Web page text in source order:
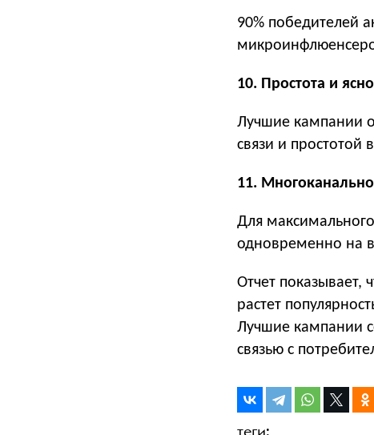
90% победителей
10. Простота и
Лучшие кампании
связи и простотой
11.
Для
одновременно на
Отчет показывает,
растет
Лучшие кампании
связью с